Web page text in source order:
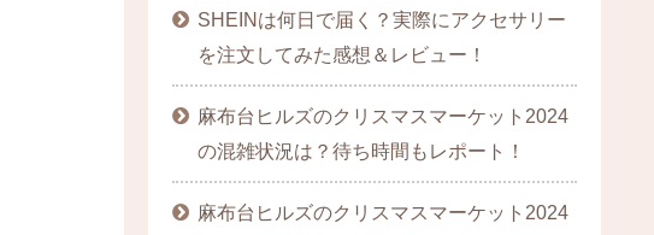
SHEINは何日で届く？実際にアクセサリー
を注文してみた感想＆レビュー！
麻布台ヒルズのクリスマスマーケット2024
の混雑状況は？待ち時間もレポート！
麻布台ヒルズのクリスマスマーケット2024